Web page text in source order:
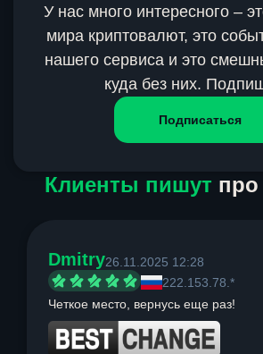
У нас много интересного –
мира криптовалют, это
нашего сервиса и это
куда без них.
Подписаться
Клиенты пишут про
Dmitry26.11.2025 12:28
222.153.78.*
Четкое место, вернусь еще раз!